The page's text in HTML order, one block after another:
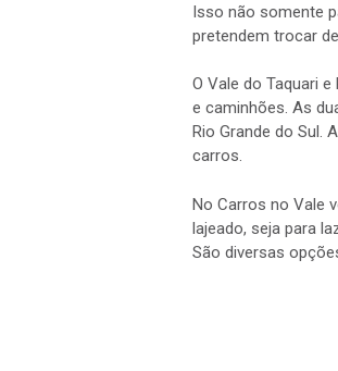
Isso não somente
pretendem trocar
O Vale do Taquari
e caminhões. As
Rio Grande do Sul.
carros.
No Carros no Vale
lajeado, seja para
São diversas